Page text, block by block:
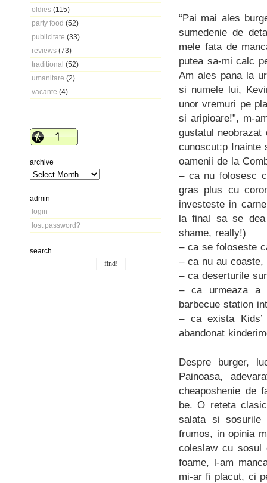
oldies (115)
party food (52)
publicitate (33)
reviews (73)
traditional (52)
umanitare (2)
vacante (4)
archive
admin
login
lost password?
search
“Pai mai ales
sumedenie de
mele fata de
putea sa-mi calc
Am ales pana la
si numele lui,
unor vremuri pe
si aripioare!”, m-
gustatul
cunoscut:p Inainte
oamenii de la
– ca nu folosesc
gras plus cu
investeste in
la final sa se
shame, really!)
– ca se foloseste
– ca nu au coaste,
– ca deserturile
– ca urmeaza a
barbecue station
– ca exista
abandonat
Despre burger,
Painoasa,
cheaposhenie de
be. O reteta
salata si sosurile
frumos, in opinia
coleslaw cu sosul
foame, l-am
mi-ar fi placut, ci